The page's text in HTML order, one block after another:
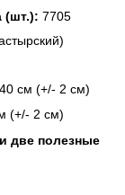
(шт.): 7705
см (+/- 2 см)
(+/- 2 см)
две полезные